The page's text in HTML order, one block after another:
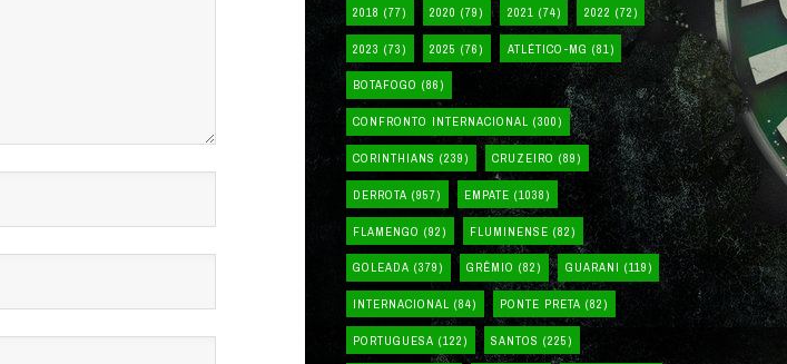
2018 (77) 2020 (79) 2021 (74) 2022 (72)
2023 (73) 2025 (76) ATLÉTICO-MG (81)
BOTAFOGO (86)
CONFRONTO INTERNACIONAL (300)
CORINTHIANS (239) CRUZEIRO (89)
DERROTA (957) EMPATE (1038)
FLAMENGO (92) FLUMINENSE (82)
GOLEADA (379) GRÊMIO (82) GUARANI (119)
INTERNACIONAL (84) PONTE PRETA (82)
PORTUGUESA (122) SANTOS (225)